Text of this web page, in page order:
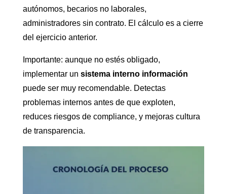
autónomos, becarios no laborales,
administradores sin contrato. El cálculo es a cierre
del ejercicio anterior.
Importante: aunque no estés obligado,
implementar un sistema interno información
puede ser muy recomendable. Detectas
problemas internos antes de que exploten,
reduces riesgos de compliance, y mejoras cultura
de transparencia.